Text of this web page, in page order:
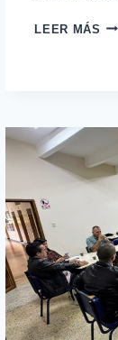
LEER MÁS